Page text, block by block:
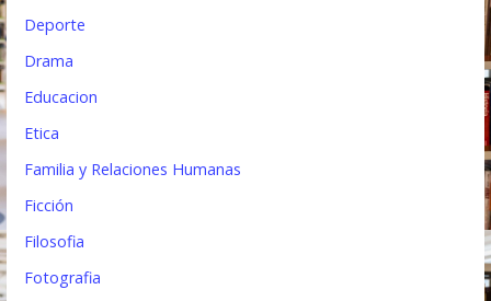
Deporte
Drama
Educacion
Etica
Familia y Relaciones Humanas
Ficción
Filosofia
Fotografia